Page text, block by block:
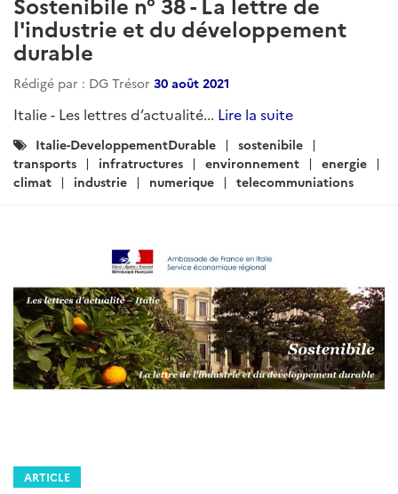
l'industrie et du développement
durable
Rédigé par : DG Trésor 30 août 2021
Italie - Les lettres d’actualité... Lire la suite
Catégories
:
Italie-DeveloppementDurable
sostenibile
transports
infratructures environnement
energie
climat
industrie numerique telecommuniations
ARTICLE